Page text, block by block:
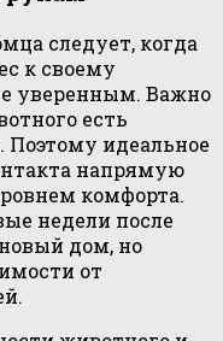
следует, когда
к своему
уверенным. Важно
есть
идеальное
напрямую
комфорта.
недели после
дом, но
от